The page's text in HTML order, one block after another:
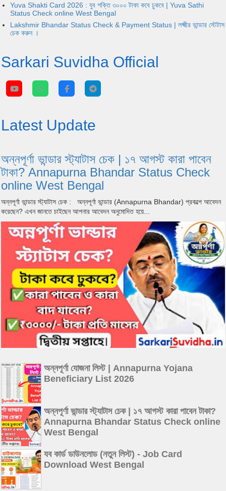
Yuva Shakti Card 2026 : যুব শক্তি ৩০০০ টাকা কবে ঢুকবে | Yuva Sathi
Status Check online West Bengal
Lakshmir Bhandar Status Check & Payment Status | লক্ষ্মীর ভান্ডার স্টেটাস
চেক করুন ।
Sarkari Suvidha Official
Latest Update
অন্নপূর্ণা ভান্ডার স্ট্যাটাস চেক | ১৭ আগস্ট কারা পাবেন
টাকা? Annapurna Bhandar Status Check
online West Bengal
অন্নপূর্ণা ভান্ডার স্ট্যাটাস চেক : অন্নপূর্ণা ভান্ডার (Annapurna Bhandar) প্রকল্পে আবেদন
করেছেন? এখন জানতে চাইছেন আপনার আবেদন অনুমোদিত হয়ে...
অন্নপূর্ণা যোজনা লিস্ট | Annapurna Yojana
Beneficiary List 2026
অন্নপূর্ণা ভান্ডার স্ট্যাটাস চেক | ১৭ আগস্ট কারা পাবেন টাকা?
Annapurna Bhandar Status Check online
West Bengal
যব কার্ড ডাউনলোড (নতুন লিস্ট) - Job Card
Download West Bengal